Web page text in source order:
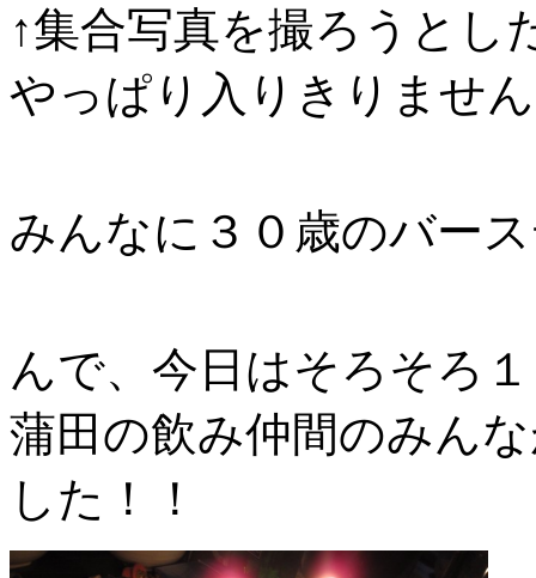
↑集合写真を撮ろうとし
やっぱり入りきりませ
みんなに３０歳のバー
んで、今日はそろそろ
蒲田の飲み仲間のみん
した！！